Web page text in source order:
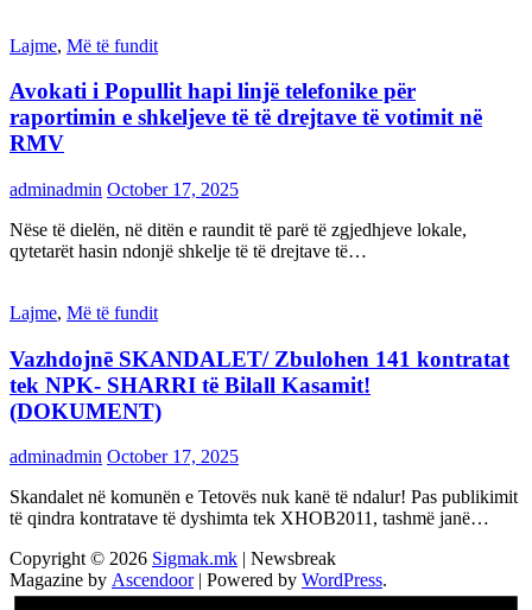
Lajme, Më të fundit
Avokati i Popullit hapi linjë telefonike për
raportimin e shkeljeve të të drejtave të votimit në
RMV
adminadmin October 17, 2025
Nëse të dielën, në ditën e raundit të parë të zgjedhjeve lokale,
qytetarët hasin ndonjë shkelje të të drejtave të…
Lajme, Më të fundit
Vazhdojnē SKANDALET/ Zbulohen 141 kontratat
tek NPK- SHARRI të Bilall Kasamit!
(DOKUMENT)
adminadmin October 17, 2025
Skandalet në komunën e Tetovës nuk kanë të ndalur! Pas publikimit
të qindra kontratave të dyshimta tek XHOB2011, tashmë janë…
Copyright © 2026 Sigmak.mk | Newsbreak
Magazine by Ascendoor| Powered by WordPress.